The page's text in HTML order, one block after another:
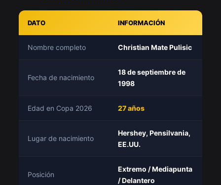
DATO INFORMACIÓN
Nombre completo Christian Mate Pulisic
Fecha de nacimiento
18 de septiembre de
1998
Edad en Copa 2026 27 años
Lugar de nacimiento
Hershey, Pensilvania,
EE.UU.
Posición
Extremo / Mediapunta
/ Delantero